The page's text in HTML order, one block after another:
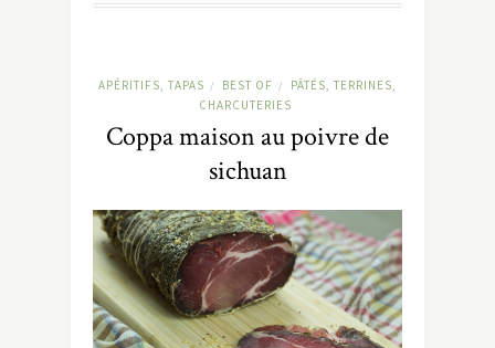
APÉRITIFS, TAPAS / BEST OF /
PÂTÉS, TERRINES,
CHARCUTERIES
Coppa maison au poivre de
sichuan